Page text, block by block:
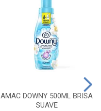
AMAC DOWNY 500ML BRISA
SUAVE